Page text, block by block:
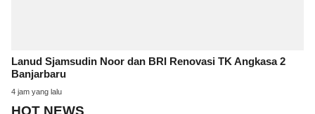
Lanud Sjamsudin Noor dan BRI Renovasi TK Angkasa 2
Banjarbaru
4 jam yang lalu
HOT NEWS